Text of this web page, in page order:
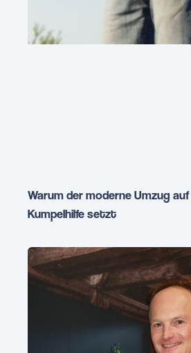
Warum der moderne Umzug
Kumpelhilfe setzt